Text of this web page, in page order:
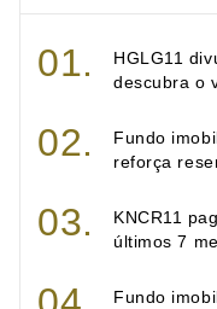
HGLG11
descubra o
Fundo
reforça
KNCR11
últimos 7
Fundo